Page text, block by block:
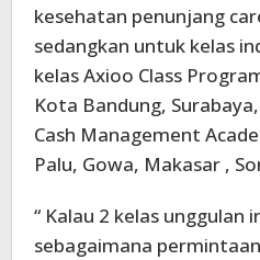
kesehatan penunjang
sedangkan untuk kelas
kelas Axioo Class
Kota Bandung,
Cash Management
Palu, Gowa, Makasar ,
“ Kalau 2 kelas unggulan
sebagaimana